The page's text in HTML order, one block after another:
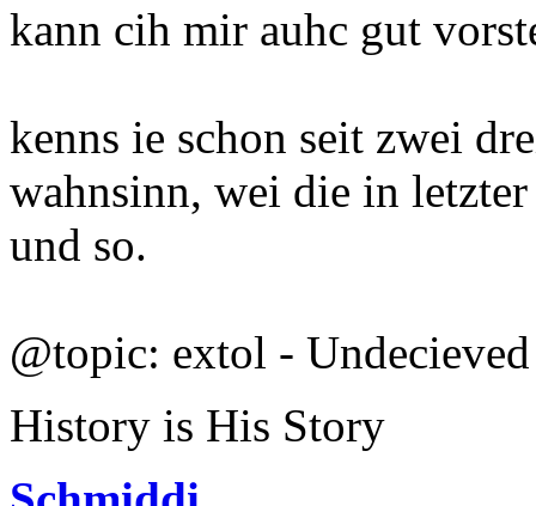
kann cih mir auhc gut
kenns ie schon seit zwei
wahnsinn, wei die in
und so.
@topic: extol - Undecieved
History is His Story